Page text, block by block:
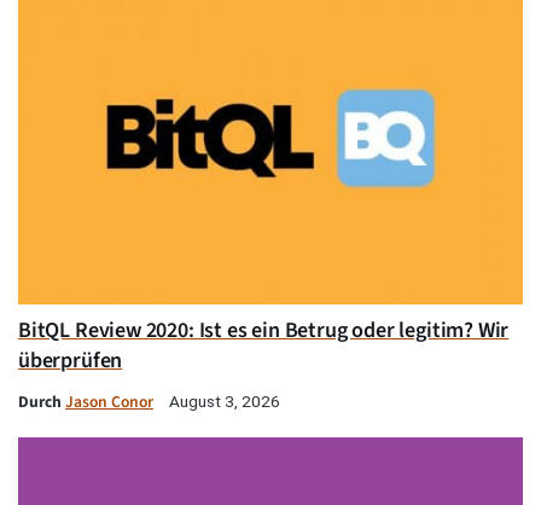
BitQL Review 2020: Ist es ein Betrug oder legitim? Wir
überprüfen
Durch Jason Conor August 3, 2026